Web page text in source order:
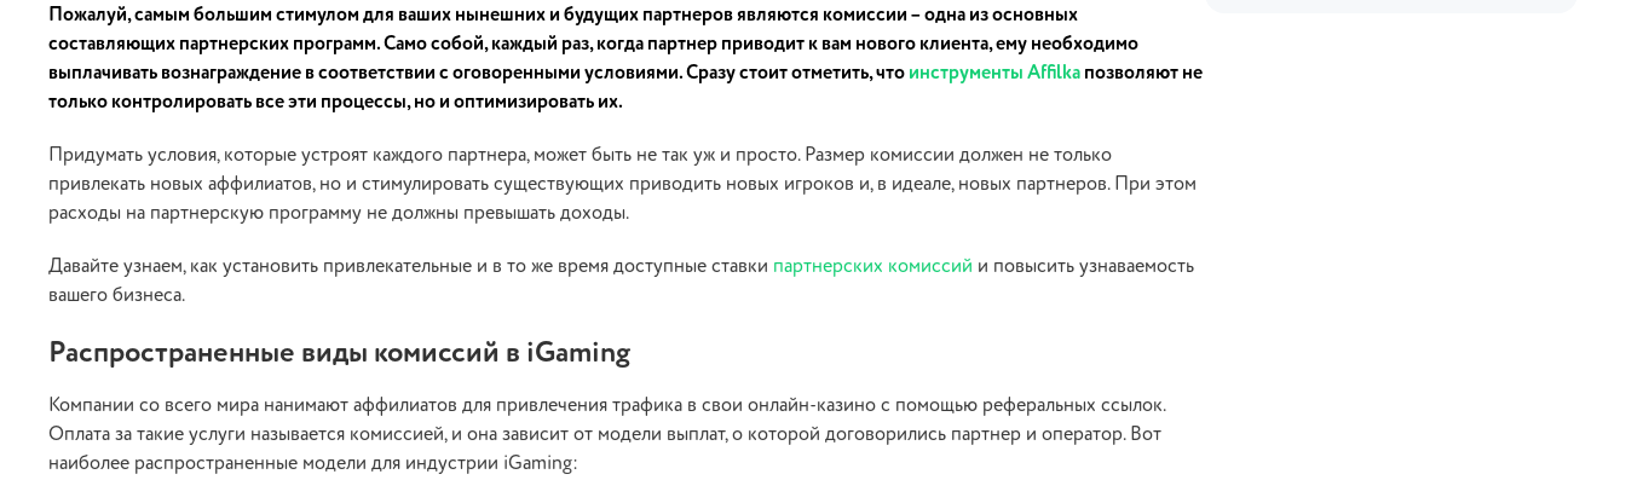
Пожалуй, самым большим стимулом для ваших нынешних и будущих партнеров являются комиссии – одна из основных
составляющих партнерских программ. Само собой, каждый раз, когда партнер приводит к вам нового клиента, ему необходимо
выплачивать вознаграждение в соответствии с оговоренными условиями. Сразу стоит отметить, чтоинструменты Affilkaпозволяют не
только контролировать все эти процессы, но и оптимизировать их.
Придумать условия, которые устроят каждого партнера, может быть не так уж и просто. Размер комиссии должен не только
привлекать новых аффилиатов, но и стимулировать существующих приводить новых игроков и, в идеале, новых партнеров. При этом
расходы на партнерскую программу не должны превышать доходы.
Давайте узнаем, как установить привлекательные и в то же время доступные ставки партнерских комиссий и повысить узнаваемость
вашего бизнеса.
Распространенные виды комиссий в iGaming
Компании со всего мира нанимают аффилиатов для привлечения трафика в свои онлайн-казино с помощью реферальных ссылок.
Оплата за такие услуги называется комиссией, и она зависит от модели выплат, о которой договорились партнер и оператор. Вот
наиболее распространенные модели для индустрии iGaming: